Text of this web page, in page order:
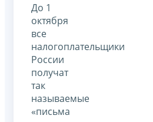
До 1
октября
все
налогоплательщики
России
получат
так
называемые
«письма